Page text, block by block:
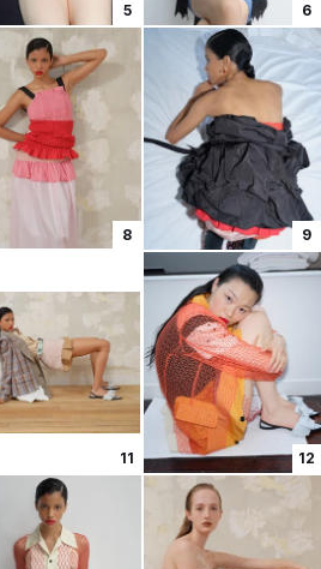
5 6
8 9
11 12